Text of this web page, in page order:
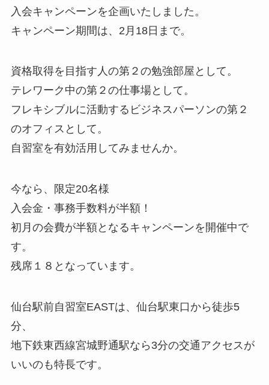
入会キャンペーンを企画いたしました。
キャンペーン期間は、2月18日まで。
資格取得を目指す人の第２の勉強部屋として。
テレワーク中の第２の仕事場として。
フレキシブルに活動するビジネスパーソンの第２
のオフィスとして。
自習室を有効活用してみませんか。
今なら、限定20名様
入会金・事務手数料が半額！
初月の会費が半額となるキャンペーンを開催中で
す。
残席１８となっています。
仙台駅前自習室EASTは、仙台駅東口から徒歩5
分、
地下鉄東西線宮城野通駅なら3分の交通アクセスが
いいのも特長です。